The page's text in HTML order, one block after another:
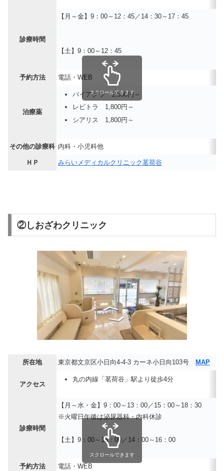
診療時間
【月～金】9：00～12：45／14：30～17：45
【土】9：00～12：45
予約方法 電話・WEB
治療薬
バイアグラ 1,500円～
レビトラ 1,800円～
シアリス 1,800円～
その他の診療科 内科・小児科他
ＨＰ みらいメディカルクリニック茗荷谷
スクロールできます
②しおざわクリニック
所在地 東京都文京区小日向4-4-3 カーネ小日向103号 MAP
アクセス
丸の内線「茗荷谷」駅より徒歩4分
診療時間
【月～水・金】9：00～13：00／15：00～18：30
※火曜日午後は泌尿器科・内科休診
【土】9：00～13：00／14：00～16：00
予約方法 電話・WEB
スクロールできます